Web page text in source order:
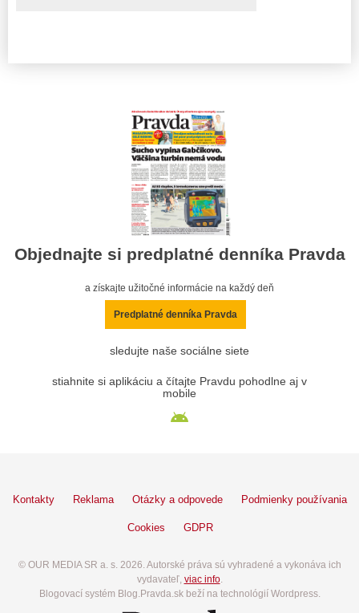
Objednajte si predplatné denníka Pravda
a získajte užitočné informácie na každý deň
Predplatné denníka Pravda
sledujte naše sociálne siete
stiahnite si aplikáciu a čítajte Pravdu pohodlne aj v
mobile
Kontakty Reklama Otázky a odpovede Podmienky používania
Cookies GDPR
© OUR MEDIA SR a. s. 2026. Autorské práva sú vyhradené a vykonáva ich
vydavateľ, viac info.
Blogovací systém Blog.Pravda.sk beží na technológií Wordpress.